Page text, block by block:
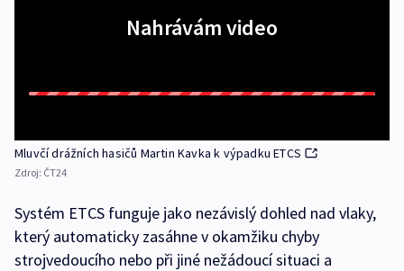
Nahrávám video
Mluvčí drážních hasičů Martin Kavka k výpadku ETCS
Zdroj: ČT24
Systém ETCS funguje jako nezávislý dohled nad vlaky,
který automaticky zasáhne v okamžiku chyby
strojvedoucího nebo při jiné nežádoucí situaci a